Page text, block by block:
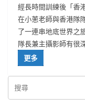
經長時間訓練後「香
在小蔥老師與香港隊
了一連串地底世界之
隊長兼主攝影師有很
更多